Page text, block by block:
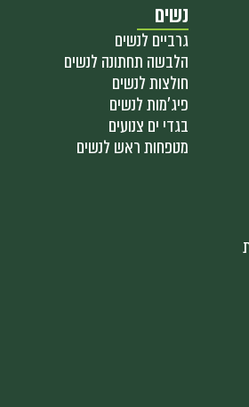
נשים
גרביים לנשים
הלבשה תחתונה לנשים
חולצות לנשים
פיג'מות לנשים
בגדי ים צנועים
מטפחות ראש לנשים